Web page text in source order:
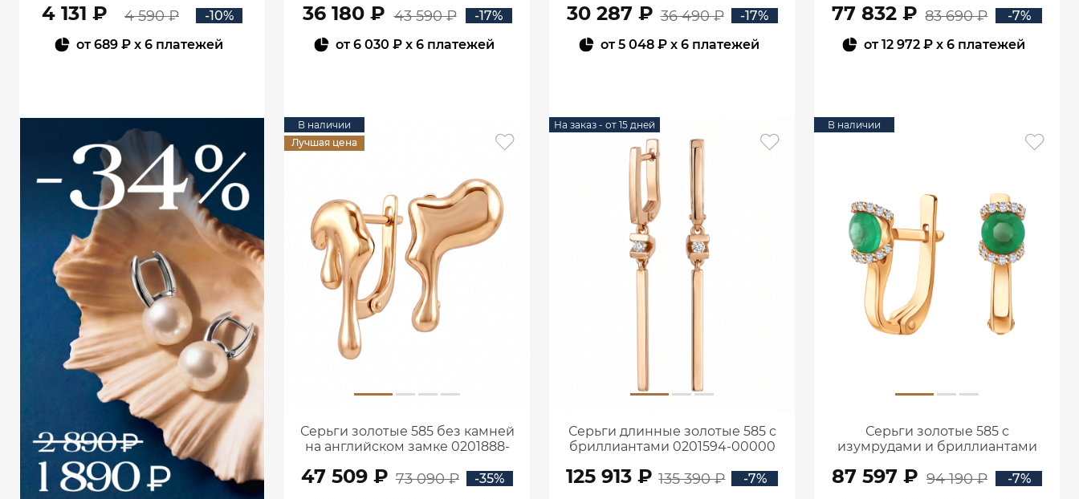
4 131 ₽ 4 590 ₽
-10%
от689 ₽ x 6 платежей
36 180 ₽ 43 590 ₽
-17%
от6 030 ₽x 6 платежей
30 287 ₽ 36 490 ₽
-17%
от5 048 ₽x 6 платежей
77 832 ₽ 83 690 ₽
-7%
от12 972 ₽ x 6 платежей
В наличии
Лучшая цена
Серьги золотые 585 без камней
на английском замке 0201888-
47 509 ₽ 73 090 ₽
-35%
На заказ - от 15 дней
Серьги длинные золотые 585 с
бриллиантами 0201594-00000
125 913 ₽ 135 390 ₽ -7%
В наличии
Серьги золотые 585 с
изумрудами и бриллиантами
87 597 ₽ 94 190 ₽
-7%